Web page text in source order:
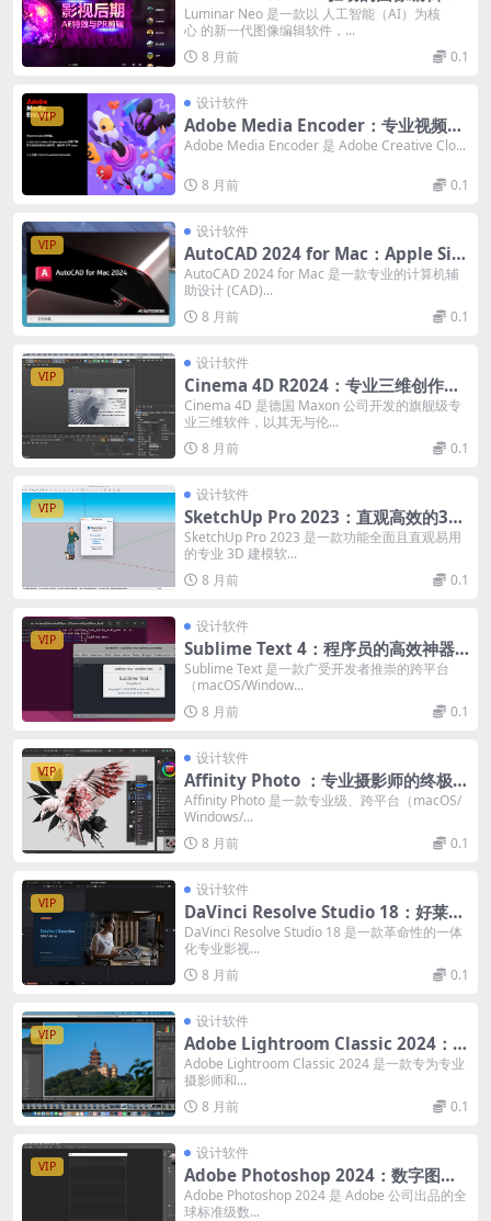
命｜智能天空替换、人像美化与创意合
成
Luminar Neo 是一款以 人工智能（AI）为核
心 的新一代图像编辑软件，...
8 月前
0.1
VIP
设计软件
Adobe Media Encoder：专业视频转
码与交付引擎｜自动化工作流与原生硬
Adobe Media Encoder 是 Adobe Creative Clo...
8 月前 0.1
VIP
设计软件
AutoCAD 2024 for Mac：Apple Sili
con原生支持与智能协作革新
AutoCAD 2024 for Mac 是一款专业的计算机辅
助设计 (CAD)...
8 月前
0.1
VIP
设计软件
Cinema 4D R2024：专业三维创作的
瑞士军刀｜易用、稳定且功能强大的完
整解决方案
Cinema 4D 是德国 Maxon 公司开发的旗舰级专
业三维软件，以其无与伦...
8 月前
0.1
VIP
设计软件
SketchUp Pro 2023：直观高效的3D
建模解决方案｜推拉技术与LayOut出
图
SketchUp Pro 2023 是一款功能全面且直观易用
的专业 3D 建模软...
8 月前
0.1
VIP
设计软件
Sublime Text 4：程序员的高效神器
｜极速、可定制与强大的代码编辑体验
Sublime Text 是一款广受开发者推崇的跨平台
（macOS/Window...
8 月前
0.1
VIP
设计软件
Affinity Photo ：专业摄影师的终极工
具箱｜非破坏性编辑与跨平台工作流
Affinity Photo 是一款专业级、跨平台（macOS/
Windows/...
8 月前
0.1
VIP
设计软件
DaVinci Resolve Studio 18：好莱坞
级一体化影视后期方案｜AI剪辑调色与
多用户协作
DaVinci Resolve Studio 18 是一款革命性的一体
化专业影视...
8 月前
0.1
VIP
设计软件
Adobe Lightroom Classic 2024：专
业摄影师的数字暗房｜AI驱动与高效本
地工作流
Adobe Lightroom Classic 2024 是一款专为专业
摄影师和...
8 月前
0.1
VIP
设计软件
Adobe Photoshop 2024：数字图像
处理王者｜AI智能与专业创作的终极工
具
Adobe Photoshop 2024 是 Adobe 公司出品的全
球标准级数...